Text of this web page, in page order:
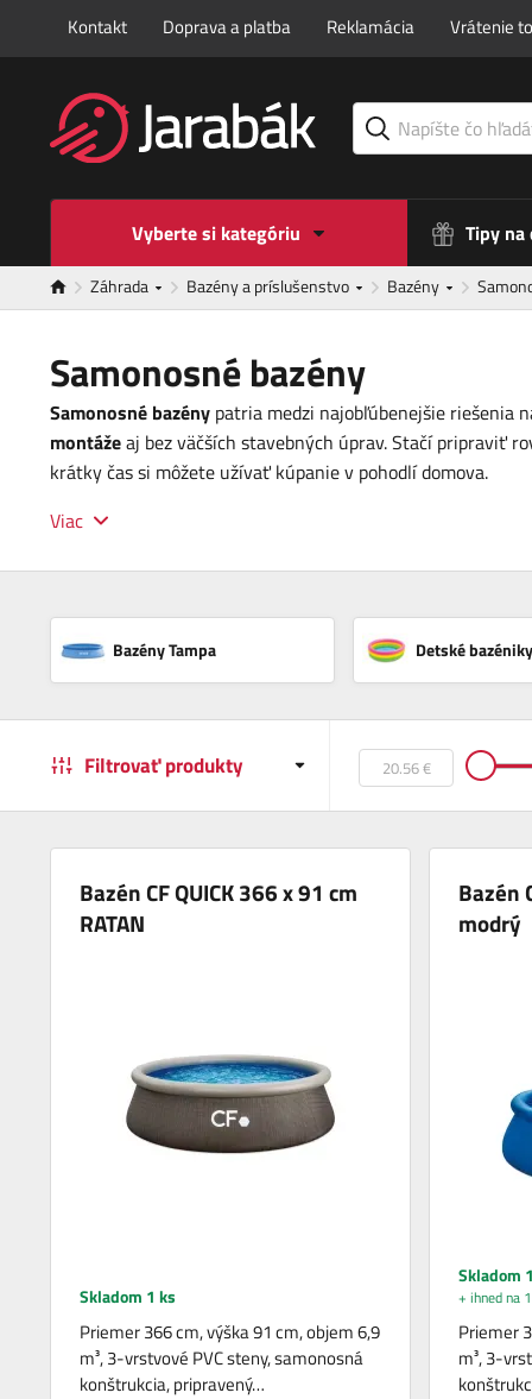
Kontakt Doprava a platba Reklamácia Vrátenie
Vyberte si kategóriu Tipy na
Záhrada Bazény a príslušenstvo Bazény
Samonosné bazény
Samonosné bazény patria medzi najobľúbenejšie riešenia
montážeaj bez väčších stavebných úprav. Stačí pripraviť
krátky čas si môžete užívať kúpanie v pohodlí domova.
Viac
Bazény Tampa Detské bazéniky
Filtrovať produkty
Bazén CF QUICK 366 x 91 cm
RATAN
Skladom 1 ks
Priemer 366 cm, výška 91 cm, objem 6,9
m³, 3-vrstvové PVC steny, samonosná
konštrukcia, pripravený…
Bazén
modrý
Skladom
+ ihned na
Priemer
m³, 3-